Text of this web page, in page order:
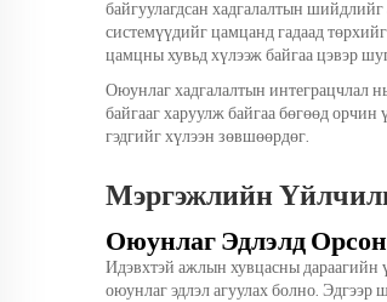
байгуулагдсан хадгалалтын
системүүдийг цамцанд гадаад
цамцны хувьд хүлээж байгаа цэвэр
Оюунлаг хадгалалтын интеграцчлал
байгааг харуулж байгаа бөгөөд
гэдгийг хүлээн зөвшөөрдөг.
Мэргэжлийн
Оюунлаг Эдлэлд
Идэвхтэй ажлын хувцасны дараагийн
оюунлаг эдлэл агуулах болно. Эдгээр